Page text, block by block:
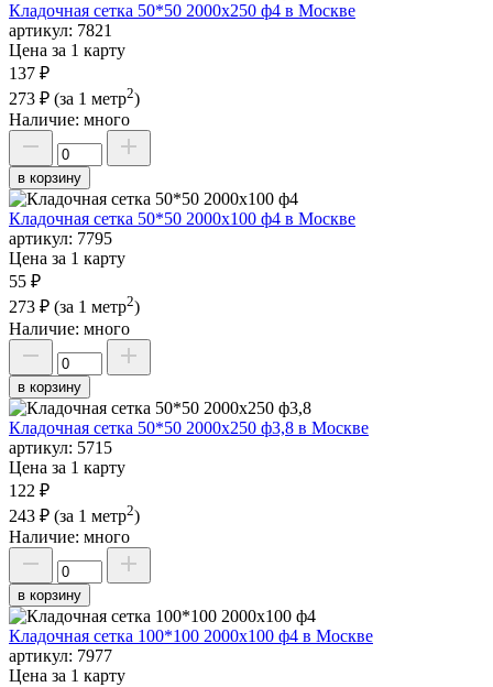
Кладочная сетка 50*50 2000х250 ф4 в Москве
артикул: 7821
Цена за 1 карту
137 ₽
273 ₽ (за 1 метр2)
Наличие: много
в корзину
Кладочная сетка 50*50 2000х100 ф4 в Москве
артикул: 7795
Цена за 1 карту
55 ₽
273 ₽ (за 1 метр2)
Наличие: много
в корзину
Кладочная сетка 50*50 2000х250 ф3,8 в Москве
артикул: 5715
Цена за 1 карту
122 ₽
243 ₽ (за 1 метр2)
Наличие: много
в корзину
Кладочная сетка 100*100 2000х100 ф4 в Москве
артикул: 7977
Цена за 1 карту